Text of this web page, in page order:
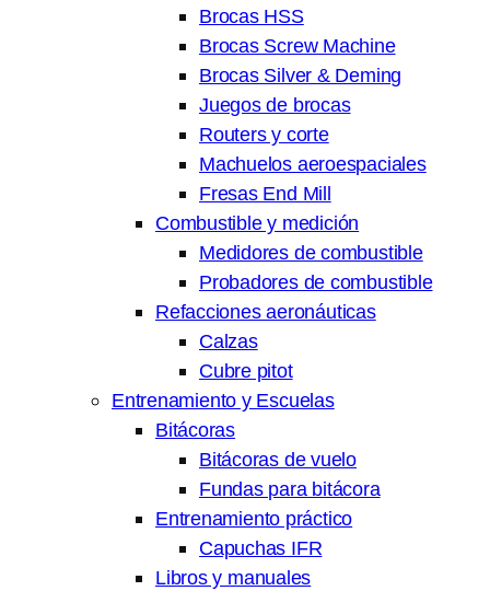
Brocas HSS
Brocas Screw Machine
Brocas Silver & Deming
Juegos de brocas
Routers y corte
Machuelos aeroespaciales
Fresas End Mill
Combustible y medición
Medidores de combustible
Probadores de combustible
Refacciones aeronáuticas
Calzas
Cubre pitot
Entrenamiento y Escuelas
Bitácoras
Bitácoras de vuelo
Fundas para bitácora
Entrenamiento práctico
Capuchas IFR
Libros y manuales